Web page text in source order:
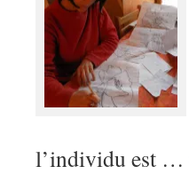
l’individu est …